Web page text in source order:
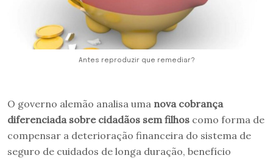
Antes reproduzir que remediar?
O governo alemão analisa uma nova cobrança
diferenciada sobre cidadãos sem filhos como forma de
compensar a deterioração financeira do sistema de
seguro de cuidados de longa duração, benefício